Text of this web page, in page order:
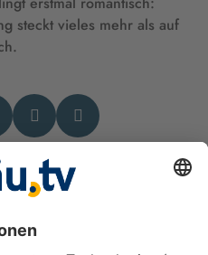
steckt vieles mehr als auf
.